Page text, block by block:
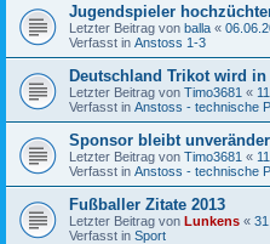
Jugendspieler
Letzter Beitrag von balla «
Verfasst in Anstoss 1-3
Deutschland Trikot wird
Letzter Beitrag von Timo3681 «
Verfasst in Anstoss - technische
Sponsor bleibt
Letzter Beitrag von Timo3681 «
Verfasst in Anstoss - technische
Fußballer Zitate 2013
Letzter Beitrag von Lunkens «
Verfasst in Sport